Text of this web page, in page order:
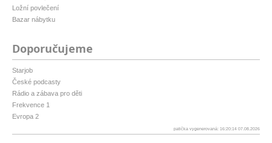
Ložní povlečení
Bazar nábytku
Doporučujeme
Starjob
České podcasty
Rádio a zábava pro děti
Frekvence 1
Evropa 2
patička vygenerovaná: 16:20:14 07.08.2026